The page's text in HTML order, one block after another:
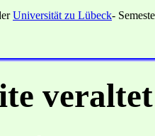
Universität zu Lübeck-
veraltet